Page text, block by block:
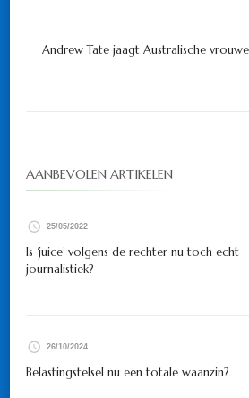
Andrew Tate jaagt Australische
AANBEVOLEN ARTIKELEN
25/05/2022
Is ‘juice’ volgens de rechter nu toch echt
journalistiek?
26/10/2024
Belastingstelsel nu een totale waanzin?